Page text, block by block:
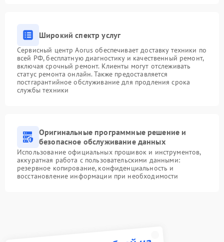
Широкий спектр услуг
Сервисный центр Aorus обеспечивает доставку техники по
всей РФ, бесплатную диагностику и качественный ремонт,
включая срочный ремонт. Клиенты могут отслеживать
статус ремонта онлайн. Также предоставляется
постгарантийное обслуживание для продления срока
службы техники
Оригинальные программные решение и
безопасное обслуживание данных
Использование официальных прошивок и инструментов,
аккуратная работа с пользовательскими данными:
резервное копирование, конфиденциальность и
восстановление информации при необходимости